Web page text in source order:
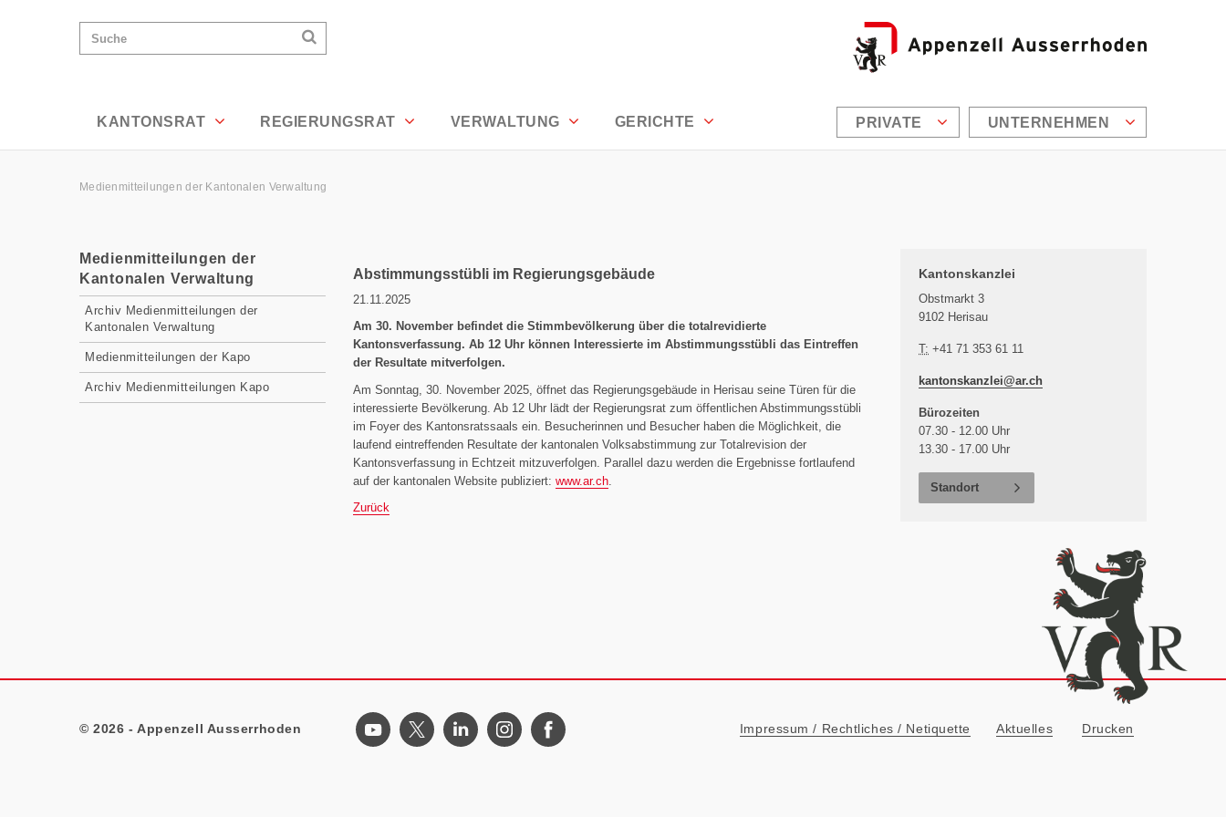
Suchen
KANTONSRAT
REGIERUNGSRAT VERWALTUNG GERICHTE PRIVATE UNTERNEHMEN
Inhalt
Pfadnavigation
Medienmitteilungen der Kantonalen Verwaltung
Medienmitteilungen der
Kantonalen Verwaltung
Subnavigation
Archiv Medienmitteilungen der
Kantonalen Verwaltung
Medienmitteilungen der Kapo
Archiv Medienmitteilungen Kapo
Abstimmungsstübli im Regierungsgebäude
21.11.2025
Am 30. November befindet die Stimmbevölkerung über die totalrevidierte
Kantonsverfassung. Ab 12 Uhr können Interessierte im Abstimmungsstübli das Eintreffen
der Resultate mitverfolgen.
Am Sonntag, 30. November 2025, öffnet das Regierungsgebäude in Herisau seine Türen für die
interessierte Bevölkerung. Ab 12 Uhr lädt der Regierungsrat zum öffentlichen Abstimmungsstübli
im Foyer des Kantonsratssaals ein. Besucherinnen und Besucher haben die Möglichkeit, die
laufend eintreffenden Resultate der kantonalen Volksabstimmung zur Totalrevision der
Kantonsverfassung in Echtzeit mitzuverfolgen. Parallel dazu werden die Ergebnisse fortlaufend
auf der kantonalen Website publiziert: www.ar.ch
Zurück
Kantonskanzlei
Obstmarkt 3
9102 Herisau
T: +41 71 353 61 11
kantonskanzlei@ar.ch
Bürozeiten
07.30 - 12.00 Uhr
13.30 - 17.00 Uhr
Standort
Footer
© 2026 - Appenzell Ausserrhoden Metanavigationn
Impressum / Rechtliches / Netiquette Aktuelles Drucken